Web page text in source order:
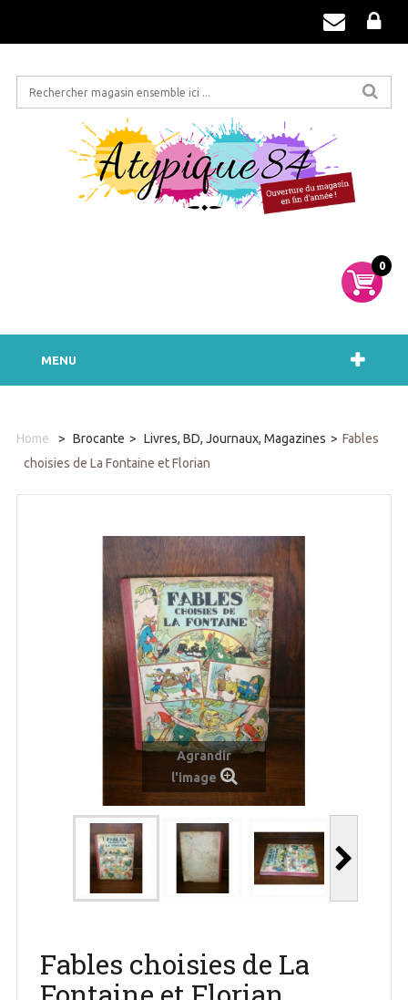
0
MENU
Home > Brocante > Livres, BD, Journaux, Magazines > Fables
choisies de La Fontaine et Florian
Agrandir
l'image
Fables choisies de La